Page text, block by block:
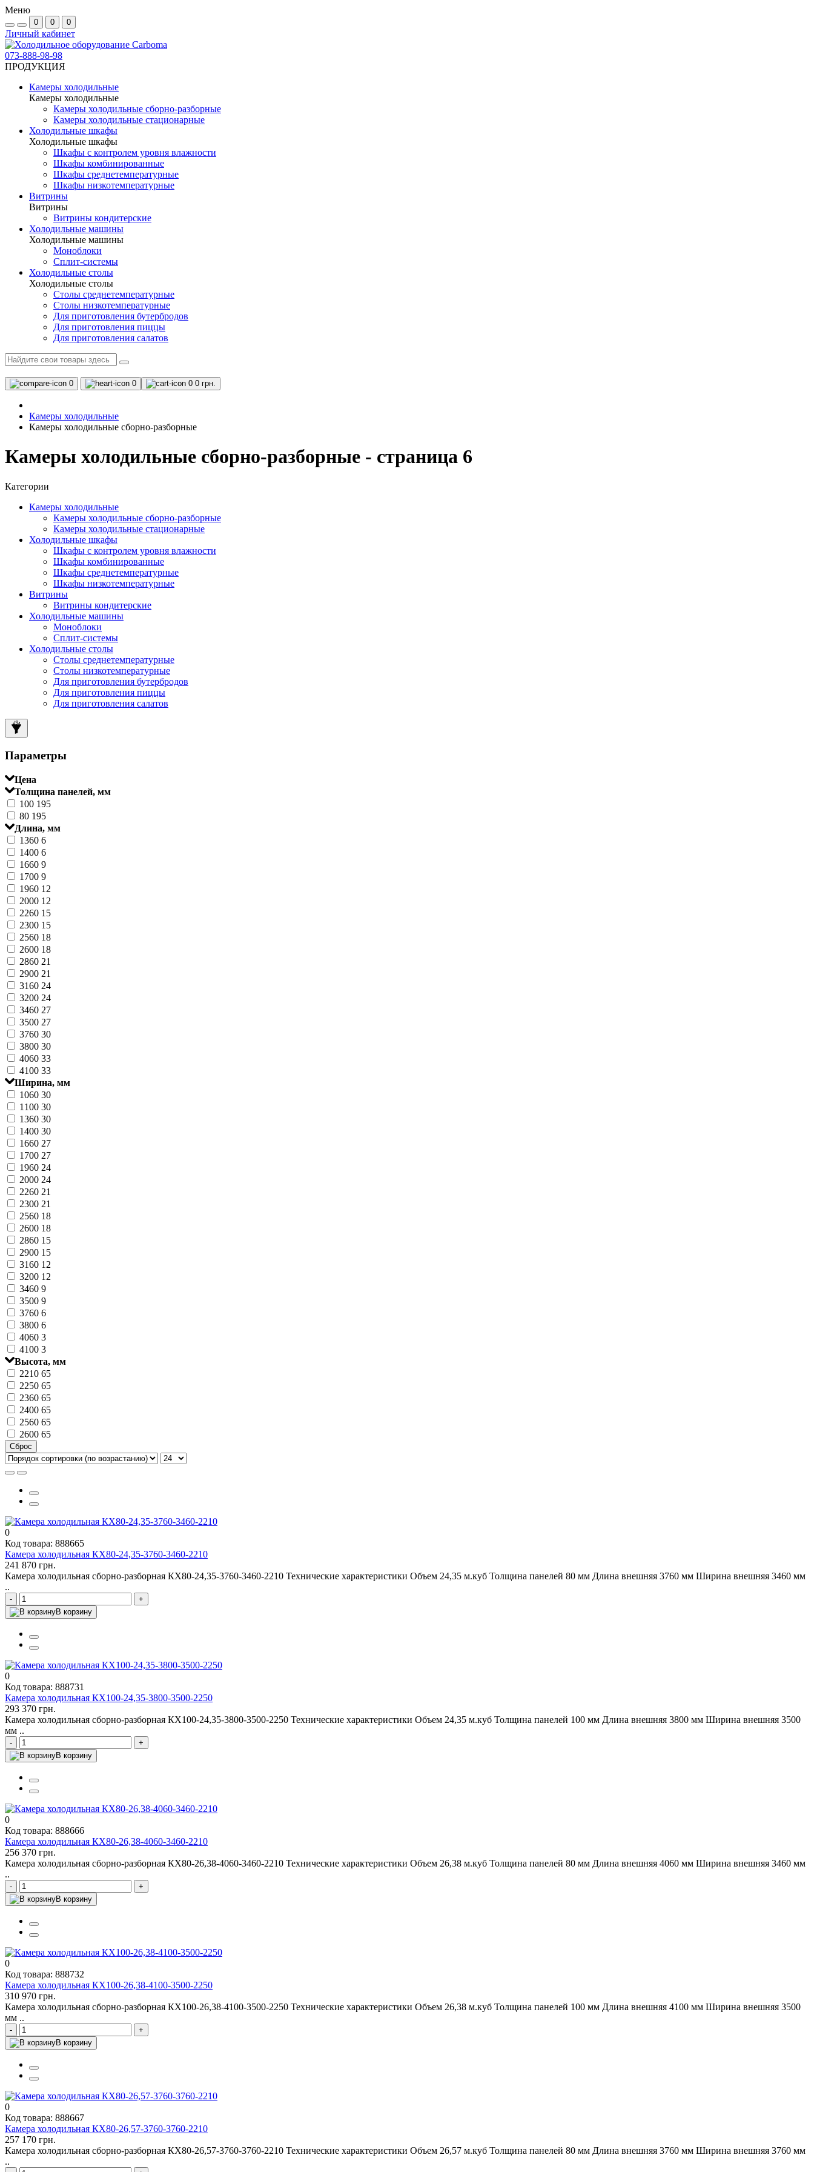
Меню
0 0 0
Личный кабинет
073-888-98-98
ПРОДУКЦИЯ
Камеры холодильные
Камеры холодильные
Камеры холодильные сборно-разборные
Камеры холодильные стационарные
Холодильные шкафы
Холодильные шкафы
Шкафы с контролем уровня влажности
Шкафы комбинированные
Шкафы среднетемпературные
Шкафы низкотемпературные
Витрины
Витрины
Витрины кондитерские
Холодильные машины
Холодильные машины
Моноблоки
Сплит-системы
Холодильные столы
Холодильные столы
Столы среднетемпературные
Столы низкотемпературные
Для приготовления бутербродов
Для приготовления пиццы
Для приготовления салатов
0 0 0 0 грн.
Камеры холодильные
Камеры холодильные сборно-разборные
Камеры холодильные сборно-разборные - страница 6
Категории
Камеры холодильные
Камеры холодильные сборно-разборные
Камеры холодильные стационарные
Холодильные шкафы
Шкафы с контролем уровня влажности
Шкафы комбинированные
Шкафы среднетемпературные
Шкафы низкотемпературные
Витрины
Витрины кондитерские
Холодильные машины
Моноблоки
Сплит-системы
Холодильные столы
Столы среднетемпературные
Столы низкотемпературные
Для приготовления бутербродов
Для приготовления пиццы
Для приготовления салатов
Параметры
Цена
Толщина панелей, мм
100 195
80 195
Длина, мм
1360 6
1400 6
1660 9
1700 9
1960 12
2000 12
2260 15
2300 15
2560 18
2600 18
2860 21
2900 21
3160 24
3200 24
3460 27
3500 27
3760 30
3800 30
4060 33
4100 33
Ширина, мм
1060 30
1100 30
1360 30
1400 30
1660 27
1700 27
1960 24
2000 24
2260 21
2300 21
2560 18
2600 18
2860 15
2900 15
3160 12
3200 12
3460 9
3500 9
3760 6
3800 6
4060 3
4100 3
Высота, мм
2210 65
2250 65
2360 65
2400 65
2560 65
2600 65
Сброс
0
Код товара: 888665
Камера холодильная КХ80-24,35-3760-3460-2210
241 870 грн.
Камера холодильная сборно-разборная КХ80-24,35-3760-3460-2210 Технические характеристики Объем 24,35 м.куб Толщина панелей 80 мм Длина внешняя 3760 мм Ширина внешняя 3460 мм
..
-
+
В корзину
0
Код товара: 888731
Камера холодильная КХ100-24,35-3800-3500-2250
293 370 грн.
Камера холодильная сборно-разборная КХ100-24,35-3800-3500-2250 Технические характеристики Объем 24,35 м.куб Толщина панелей 100 мм Длина внешняя 3800 мм Ширина внешняя 3500
мм ..
-
+
В корзину
0
Код товара: 888666
Камера холодильная КХ80-26,38-4060-3460-2210
256 370 грн.
Камера холодильная сборно-разборная КХ80-26,38-4060-3460-2210 Технические характеристики Объем 26,38 м.куб Толщина панелей 80 мм Длина внешняя 4060 мм Ширина внешняя 3460 мм
..
-
+
В корзину
0
Код товара: 888732
Камера холодильная КХ100-26,38-4100-3500-2250
310 970 грн.
Камера холодильная сборно-разборная КХ100-26,38-4100-3500-2250 Технические характеристики Объем 26,38 м.куб Толщина панелей 100 мм Длина внешняя 4100 мм Ширина внешняя 3500
мм ..
-
+
В корзину
0
Код товара: 888667
Камера холодильная КХ80-26,57-3760-3760-2210
257 170 грн.
Камера холодильная сборно-разборная КХ80-26,57-3760-3760-2210 Технические характеристики Объем 26,57 м.куб Толщина панелей 80 мм Длина внешняя 3760 мм Ширина внешняя 3760 мм
..